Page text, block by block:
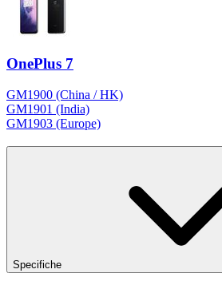
OnePlus 7
GM1900 (China / HK)
GM1901 (India)
GM1903 (Europe)
Specifiche